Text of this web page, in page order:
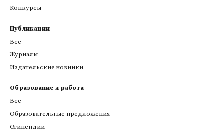
Конкурсы
Публикации
Все
Журналы
Издательские новинки
Образование и работа
Все
Образовательные предложения
Стипендии